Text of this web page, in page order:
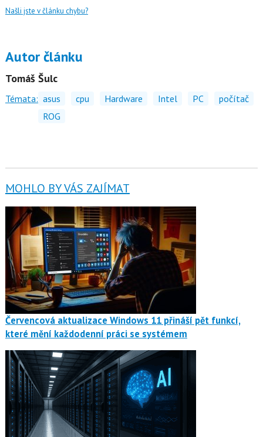
Našli jste v článku chybu?
Autor článku
Tomáš Šulc
Témata: asus cpu Hardware Intel PC
počítač
ROG
MOHLO BY VÁS ZAJÍMAT
Červencová aktualizace Windows 11 přináší pět funkcí,
které mění každodenní práci se systémem